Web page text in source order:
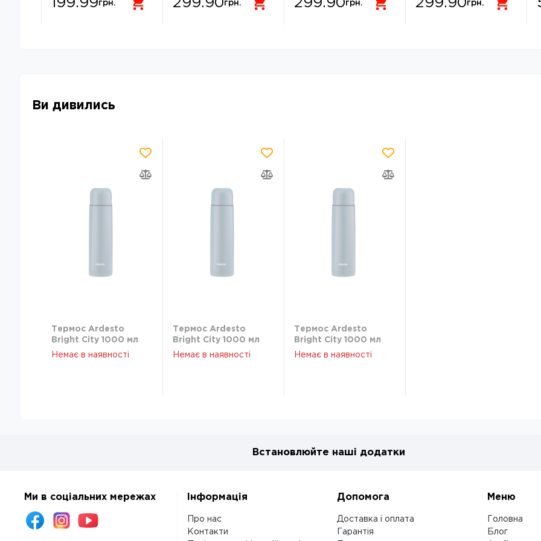
199.99грн. 299.90грн. 299.90грн. 299.90грн.
Ви дивились
Термос Ardesto
Bright City 1000 мл
темно-синій
Немає в наявності
Термос Ardesto
Bright City 1000 мл
темно-синій
Немає в наявності
Термос Ardesto
Bright City 1000 мл
темно-синій
Немає в наявності
Встановлюйте наші додатки
Ми в соціальних мережах Інформація
Про нас
Контакти
Допомога
Доставка і оплата
Гарантія
Меню
Головна
Блог